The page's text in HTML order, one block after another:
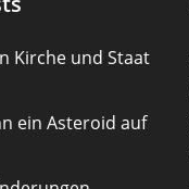
Kirche und Staat
ein Asteroid auf